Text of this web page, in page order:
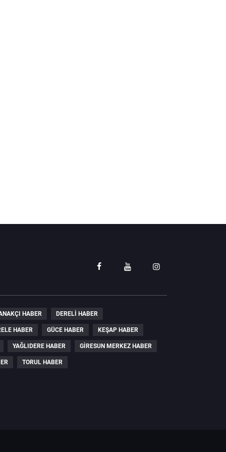
HABER DERELI HABER
HABER GÜCE HABER KEŞAP HABER
YAĞLIDERE HABER GIRESUN MERKEZ HABER
TORUL HABER